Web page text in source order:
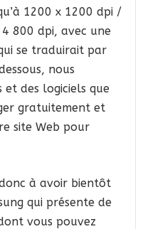
1200 x 1200 dpi /
4 800 dpi, avec une
se traduirait par
nous
et des logiciels que
gratuitement et
site Web pour
à avoir bientôt
qui présente de
vous pouvez